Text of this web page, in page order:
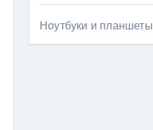
Ноутбуки и планшеты